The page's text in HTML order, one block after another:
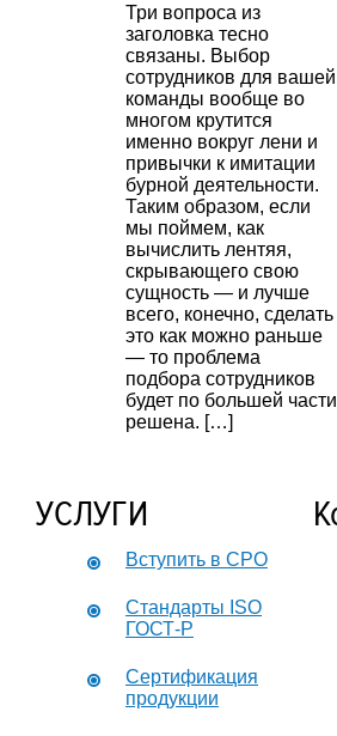
Три вопроса из
заголовка тесно
связаны. Выбор
сотрудников для вашей
команды вообще во
многом крутится
именно вокруг лени и
привычки к имитации
бурной деятельности.
Таким образом, если
мы поймем, как
вычислить лентяя,
скрывающего свою
сущность — и лучше
всего, конечно, сделать
это как можно раньше
— то проблема
подбора сотрудников
будет по большей части
решена. […]
УСЛУГИ
Вступить в СРО
Стандарты ISO
ГОСТ-Р
Сертификация
продукции